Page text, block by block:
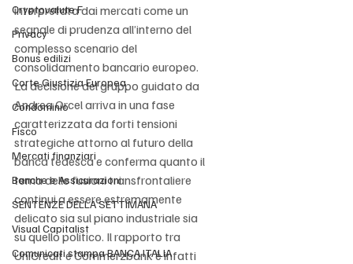
Cryptovalute F
Privacy
Bonus edilizi
Corte Giustizia Europea
Condominio
Fisco
Mercati finanziari
Banche e Assicurazioni
SENTENZE DELLA SETTIMANA
Visual Capitalist
Comunicati stampa BANCA ITALIA
interpretata dai mercati come un
segnale di prudenza all’interno del
complesso scenario del
consolidamento bancario europeo.
La decisione del gruppo guidato da
Andrea Orcel arriva in una fase
caratterizzata da forti tensioni
strategiche attorno al futuro della
banca tedesca e conferma quanto il
tema delle fusioni transfrontaliere
continui a essere estremamente
delicato sia sul piano industriale sia
su quello politico. Il rapporto tra
UniCredit e Commerzbank è infatti